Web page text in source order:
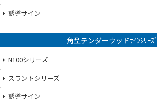
誘導サイン
角型テンダーウッドｻｲﾝｼﾘｰｽﾞ
N100シリーズ
スラントシリーズ
誘導サイン